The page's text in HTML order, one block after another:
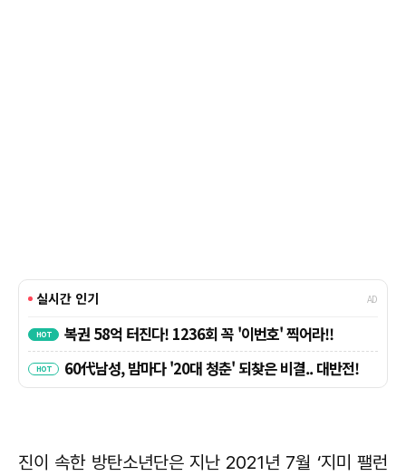
진이 속한 방탄소년단은 지난 2021년 7월 ‘지미 팰런